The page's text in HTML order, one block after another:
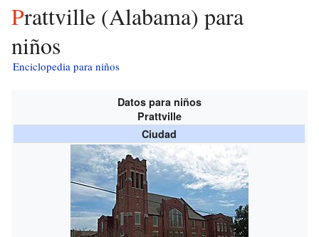
Prattville (Alabama) para
niños
Enciclopedia para niños
Datos para niños
Prattville
Ciudad